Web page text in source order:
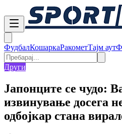
ФудбалКошаркаРакометТајм аут
Други
Јапонците се чудо:
извинување досега
одбојкар стана